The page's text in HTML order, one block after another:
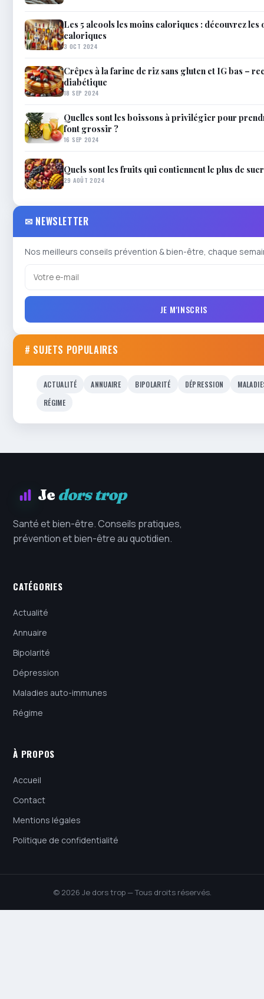
Les 5 alcools les moins caloriques : découvrez les
caloriques
3 OCT 2024
Crêpes à la farine de riz sans gluten et IG bas –
diabétique
18 SEP 2024
Quelles sont les boissons à privilégier pour
font grossir ?
16 SEP 2024
Quels sont les fruits qui contiennent le plus de
29 AOÛT 2024
✉ NEWSLETTER
Nos meilleurs conseils prévention & bien-être, chaque
JE M'INSCRIS
# SUJETS POPULAIRES
ACTUALITÉ ANNUAIRE BIPOLARITÉ DÉPRESSION
RÉGIME
Je dors trop
Santé et bien-être. Conseils pratiques,
prévention et bien-être au quotidien.
CATÉGORIES
Actualité
Annuaire
Bipolarité
Dépression
Maladies auto-immunes
Régime
À PROPOS
Accueil
Contact
Mentions légales
Politique de confidentialité
© 2026 Je dors trop — Tous droits réservés.